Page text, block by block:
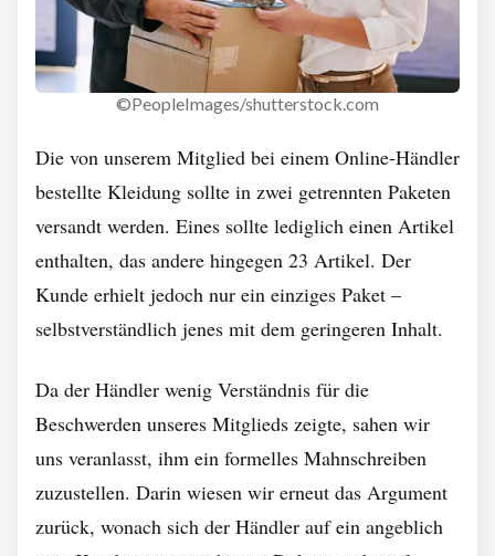
©PeopleImages/shutterstock.com
Die von unserem Mitglied bei einem Online-Händler
bestellte Kleidung sollte in zwei getrennten Paketen
versandt werden. Eines sollte lediglich einen Artikel
enthalten, das andere hingegen 23 Artikel. Der
Kunde erhielt jedoch nur ein einziges Paket –
selbstverständlich jenes mit dem geringeren Inhalt.
Da der Händler wenig Verständnis für die
Beschwerden unseres Mitglieds zeigte, sahen wir
uns veranlasst, ihm ein formelles Mahnschreiben
zuzustellen. Darin wiesen wir erneut das Argument
zurück, wonach sich der Händler auf ein angeblich